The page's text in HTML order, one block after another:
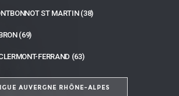
ST MARTIN (38)
(69)
FERRAND (63)
AUVERGNE RHÔNE-ALPES